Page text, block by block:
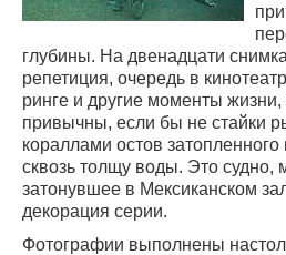
глубины. На двенадцати
репетиция, очередь в
ринге и другие моменты
привычны, если бы не стайки
кораллами остов
сквозь толщу воды. Это судно,
затонувшее в Мексиканском
декорация серии.
Фотографии выполнены